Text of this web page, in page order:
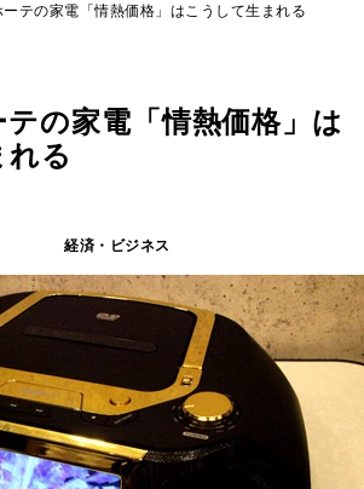
ーテの家電「情熱価格」はこうして生まれる
テの家電「情熱価格」は
れる
経済・ビジネス